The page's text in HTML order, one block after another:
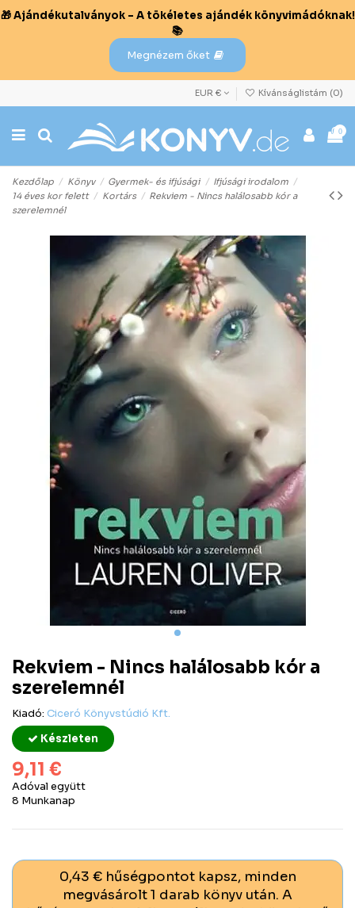
🎁 Ajándékutalványok – A tökéletes ajándék könyvimádóknak!
📚
Megnézem őket
EUR € Kívánságlistám (0)
0
Kezdőlap Könyv Gyermek- és ifjúsági
Ifjúsági irodalom
14 éves kor felett
Kortárs
Rekviem - Nincs halálosabb kór a
szerelemnél
Rekviem - Nincs halálosabb kór a
szerelemnél
Kiadó: Ciceró Könyvstúdió Kft.
Készleten
9,11 €
Adóval együtt
8 Munkanap
0,43 € hűségpontot kapsz, minden
megvásárolt 1 darab könyv után. A